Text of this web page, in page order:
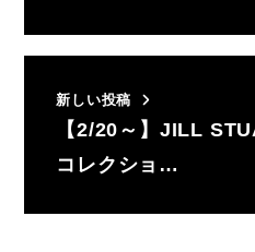
新しい投稿
【2/20～】JILL
コレクショ…